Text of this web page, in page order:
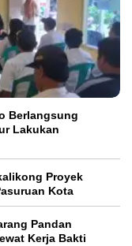
Berlangsung
Lakukan
Proyek
Kota
Pandan
Kerja Bakti